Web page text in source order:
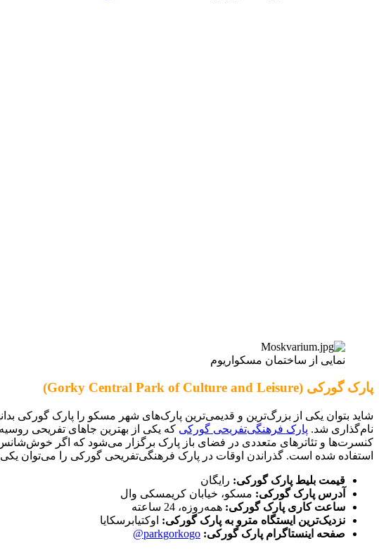
نمایی از ساختمان مسکواریوم
پارک گورکی (Gorky Central Park of Culture and Leisure)
نام‌گذاری شد. پارک فرهنگی‌تفریحی گورکی که یکی از بهترین جاهای تفریحی
کنسرت‌ها و تئاترهای متعددی در فضای باز پارک برگزار می‌شود که اگر خوش‌شانس
استفاده شده است. گذراندن اوقات در پارک فرهنگی‌تفریحی گورکی را می‌توان یکی
قیمت بلیط پارک گورکی: رایگان
آدرس پارک گورکی: مسکو، خیابان کریمسکی وال
ساعت کاری پارک گورکی: همه‌روزه، 24 ساعته
نزدیک‌ترین ایستگاه مترو به پارک گورکی: اوکتیابرسکایا
صفحه اینستاگرام پارک گورکی: parkgorkogo@